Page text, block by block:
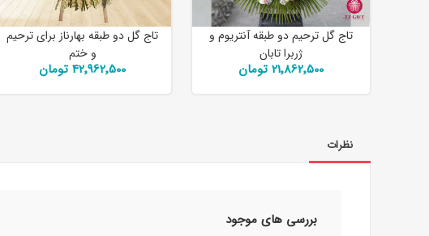
تاج گل ترحیم دو طبقه آنتریوم و
ژربرا تابان
21٬862٬500 تومان
تاج گل دو طبقه بهارناز برای ترحیم
و ختم
42٬962٬500 تومان
نظرات
بررسی های موجود